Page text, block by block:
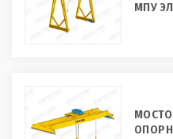
МПУ